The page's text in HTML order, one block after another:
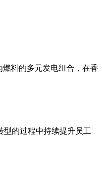
料的多元发电组合，在香
型的过程中持续提升员工